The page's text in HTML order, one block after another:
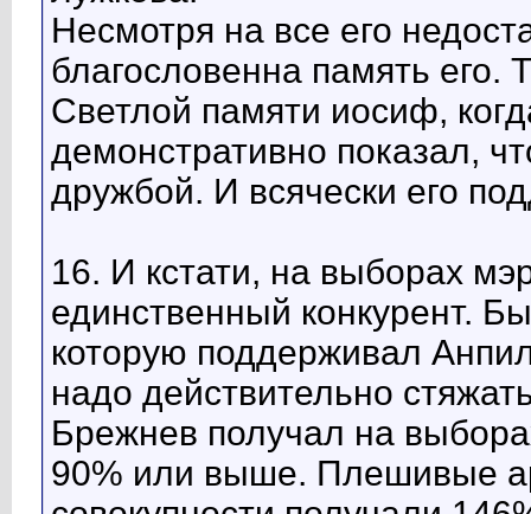
Несмотря на все его
благословенна память его.
Светлой памяти иосиф,
демонстративно показал,
дружбой. И всячески его
16. И кстати, на выборах
единственный конкурент.
которую поддерживал
надо действительно
Брежнев получал на
90% или выше. Плешивые